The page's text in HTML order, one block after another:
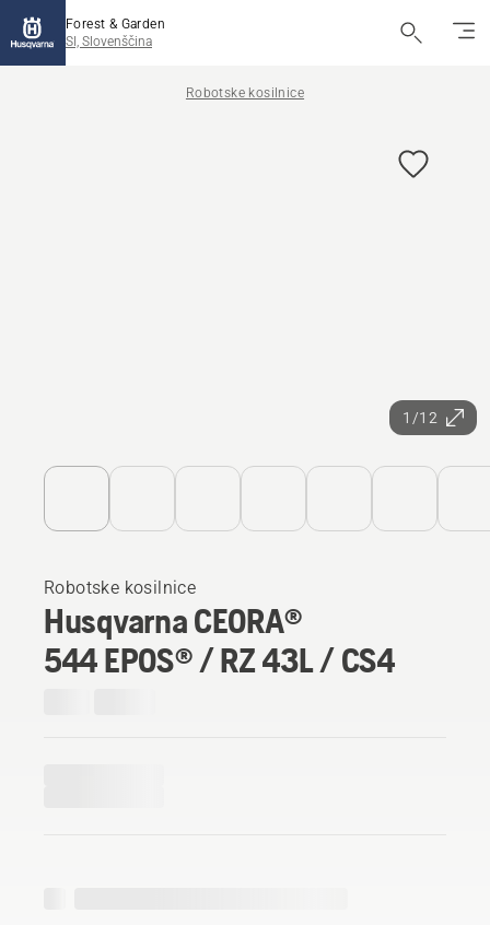
Forest & Garden
SI, Slovenščina
Robotske kosilnice
1/12
Robotske kosilnice
Husqvarna CEORA®
544 EPOS® / RZ 43L / CS4